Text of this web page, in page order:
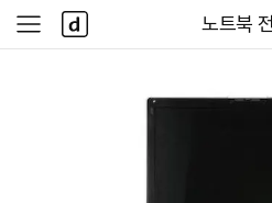
다나와
노트북
사
이
다
나
와